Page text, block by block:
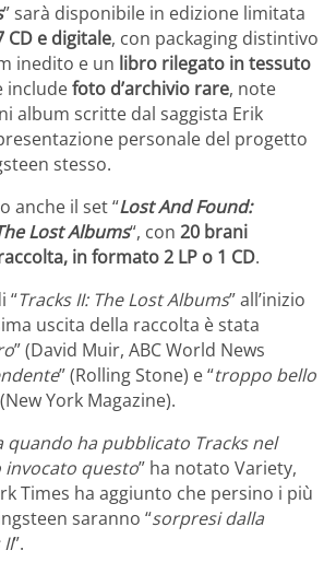
” sarà disponibile in edizione limitata
CD e digitale, con packaging distintivo
inedito e un libro rilegato in tessuto
includefoto d’archivio rare, note
album scritte dal saggista Erik
personale del progetto
stesso.
anche il set “Lost And Found:
Lost Albums“, con 20 brani
in formato 2 LP o 1 CD.
“Tracks II: The Lost Albums” all’inizio
uscita della raccolta è stata
” (David Muir, ABC World News
” (Rolling Stone) e “troppo bello
York Magazine).
quando ha pubblicato Tracks nel
invocato questo” ha notato Variety,
Times ha aggiunto che persino i più
saranno “sorpresi dalla
”.